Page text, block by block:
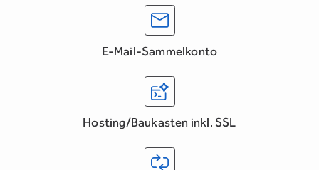
E-Mail-Sammelkonto
Hosting/Baukasten inkl. SSL